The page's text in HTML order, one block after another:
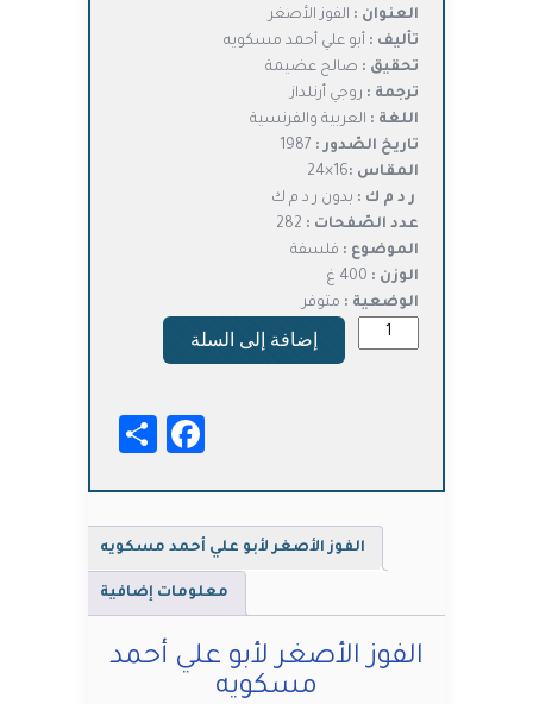
هو:
د.ت5,000.
هو:
د.ت4,000.
العنوان : الفوز الأصغر
تأليف : أبو علي أحمد مسكويه
تحقيق : صالح عضيمة
ترجمة : روجي أرنلداز
اللغة : العربية والفرنسية
تاريخ الصّدور :
المقاس :16×24
ر د م ك : بدون ر د م ك
عدد الصّفحات :
الموضوع : فلسفة
الوزن :
الوضعية : متوفر
إضافة إلى السلة
Facebook
الفوز الأصغر لأبو علي أحمد مسكويه
معلومات إضافية
الفوز الأصغر لأبو علي أحمد
مسكويه